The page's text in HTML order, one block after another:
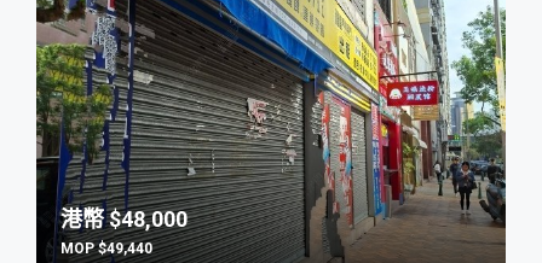
$48,000
$49,440